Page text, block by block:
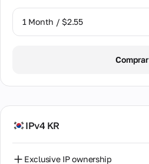
1 Month / $2.55
Comprar
IPv4 KR
Exclusive IP ownership